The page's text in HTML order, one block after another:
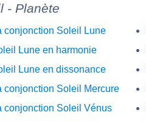
- Planète
conjonction Soleil Lune
Lune en harmonie
Lune en dissonance
conjonction Soleil Mercure
conjonction Soleil Vénus